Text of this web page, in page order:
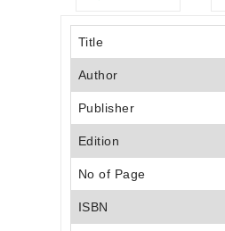
Title
Author
Publisher
Edition
No of Page
ISBN